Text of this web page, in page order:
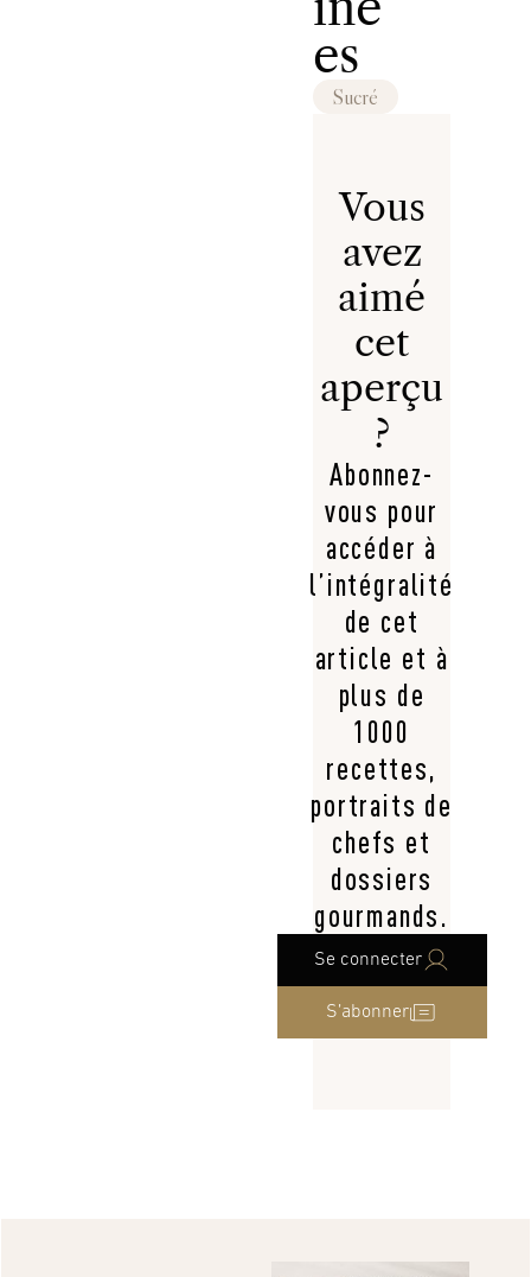
es
Sucré
Vous
avez
aimé
cet
aperçu
?
Abonnez-
vous pour
accéder à
l’intégralité
de cet
article et à
plus de
1000
recettes,
portraits de
chefs et
dossiers
gourmands.
Se connecter
S’abonner